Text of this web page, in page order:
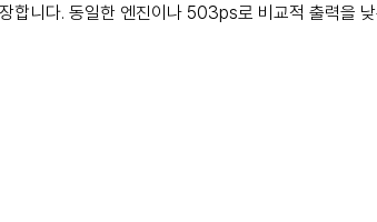
합니다. 동일한 엔진이나 503ps로 비교적 출력을